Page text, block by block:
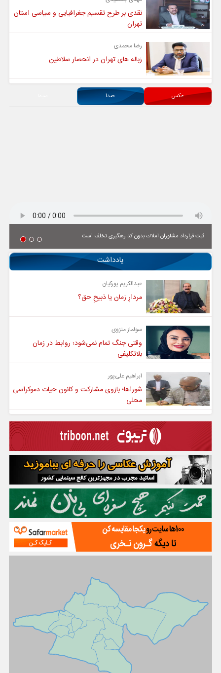
نقدی بر طرح تقسیم جغرافیایی و سیاسی استان
تهران
رضا محمدی
زباله های تهران در انحصار سلاطین
عکس صدا
ثبت قرارداد مشاوران املاك بدون كد رهگیری تخلف است
یادداشت
عبدالکریم پورکیان
مردارِ زمان یا ذبیحِ حق؟
سولماز منزوی
وقتی جنگ تمام نمی‌شود؛ روابط در زمان
بلاتکلیفی
ابراهیم علی‌پور
شوراها؛ بازوی مشارکت و کانون حیات دموکراسی
محلی